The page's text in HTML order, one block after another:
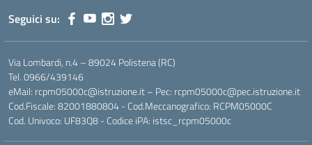
Seguici su:
Via Lombardi, n.4 – 89024 Polistena (RC)
Tel. 0966/439146
eMail: rcpm05000c@istruzione.it – Pec: rcpm05000c@pec.istruzione.it
Cod.Fiscale: 82001880804 - Cod.Meccanografico: RCPM05000C
Cod. Univoco: UF83Q8 - Codice iPA: istsc_rcpm05000c